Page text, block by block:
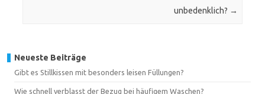
unbedenklich? →
Neueste Beiträge
Gibt es Stillkissen mit besonders leisen Füllungen?
Wie schnell verblasst der Bezug bei häufigem Waschen?